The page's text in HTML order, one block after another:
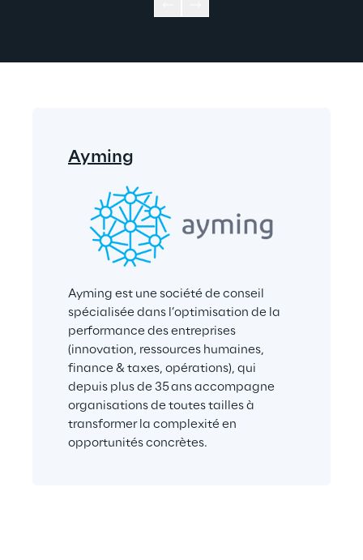
Ayming
Ayming est une société de conseil
spécialisée dans l’optimisation de la
performance des entreprises
(innovation, ressources humaines,
finance & taxes, opérations), qui
depuis plus de 35 ans accompagne
organisations de toutes tailles à
transformer la complexité en
opportunités concrètes.